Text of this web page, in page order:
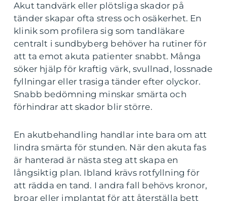
Akut tandvärk eller plötsliga skador på
tänder skapar ofta stress och osäkerhet. En
klinik som profilera sig som tandläkare
centralt i sundbyberg behöver ha rutiner för
att ta emot akuta patienter snabbt. Många
söker hjälp för kraftig värk, svullnad, lossnade
fyllningar eller trasiga tänder efter olyckor.
Snabb bedömning minskar smärta och
förhindrar att skador blir större.
En akutbehandling handlar inte bara om att
lindra smärta för stunden. När den akuta fas
är hanterad är nästa steg att skapa en
långsiktig plan. Ibland krävs rotfyllning för
att rädda en tand. I andra fall behövs kronor,
broar eller implantat för att återställa bett